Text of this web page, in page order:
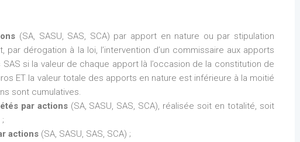
(SA, SASU, SAS, SCA) par apport en nature ou par stipulation
par dérogation à la loi, l’intervention d’un commissaire aux apports
si la valeur de chaque apport là l’occasion de la constitution de
ET la valeur totale des apports en nature est inférieure à la moitié
sont cumulatives.
par actions(SA, SASU, SAS, SCA), réalisée soit en totalité, soit
actions (SA, SASU, SAS, SCA) ;